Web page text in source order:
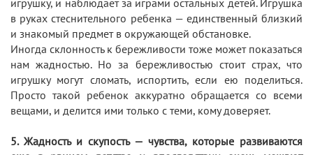
в руках стеснительного ребенка — единственный близкий
и знакомый предмет в окружающей обстановке.
Иногда склонность к бережливости тоже может показаться
нам жадностью. Но за бережливостью стоит страх, что
игрушку могут сломать, испортить, если ею поделиться.
Просто такой ребенок аккуратно обращается со всеми
вещами, и делится ими только с теми, кому доверяет.
5. Жадность и скупость — чувства, которые развиваются